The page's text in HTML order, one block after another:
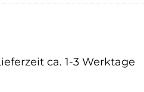
ca. 1-3 Werktage